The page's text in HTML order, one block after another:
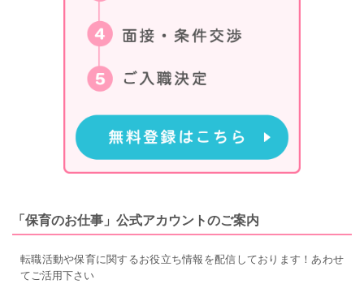
「保育のお仕事」公式アカウントのご案内
転職活動や保育に関するお役立ち情報を配信しております！あわせ
てご活用下さい